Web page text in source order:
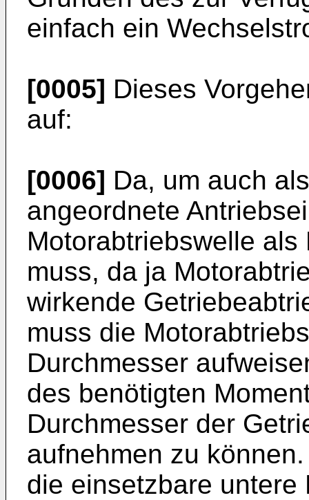
einfach ein
[0005] Dieses
auf:
[0006] Da, um auch
angeordnete
Motorabtriebswelle
muss, da ja
wirkende
muss die
Durchmesser
des benötigten
Durchmesser der
aufnehmen zu
die einsetzbare untere